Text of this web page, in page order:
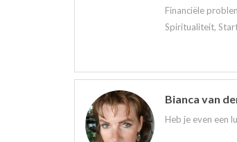
Financiële
Spiritualiteit,
Bianca van
Heb je even een